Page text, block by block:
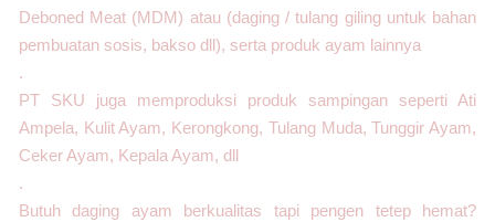
Deboned Meat (MDM) atau (daging / tulang giling untuk bahan
pembuatan sosis, bakso dll), serta produk ayam lainnya
.
PT SKU juga memproduksi produk sampingan seperti Ati
Ampela, Kulit Ayam, Kerongkong, Tulang Muda, Tunggir Ayam,
Ceker Ayam, Kepala Ayam, dll
.
Butuh daging ayam berkualitas tapi pengen tetep hemat?